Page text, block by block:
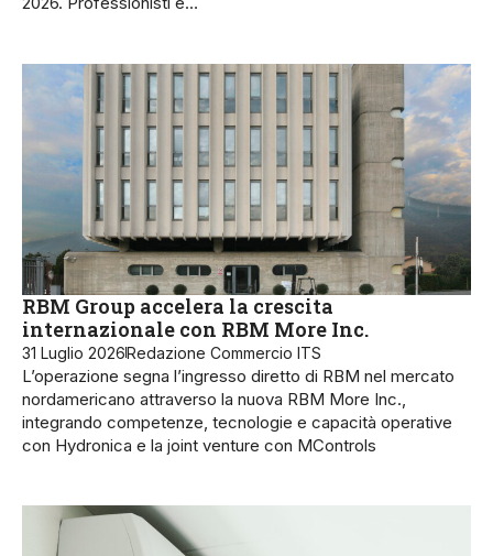
RBM Group accelera la crescita
internazionale con RBM More Inc.
31 Luglio 2026Redazione Commercio ITS
L’operazione segna l’ingresso diretto di RBM nel mercato
nordamericano attraverso la nuova RBM More Inc.,
integrando competenze, tecnologie e capacità operative
con Hydronica e la joint venture con MControls